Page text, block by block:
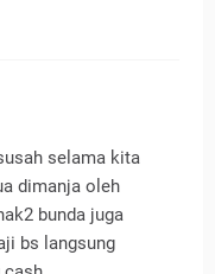
selama kita
dimanja oleh
bunda juga
bs langsung